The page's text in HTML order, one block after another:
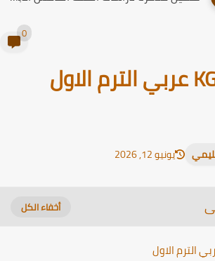
كتاب بكار KG2 عربي الترم الاول
يونيو 12, 2026